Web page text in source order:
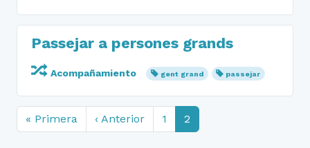
Passejar a persones grands
Acompañamiento gent grand passejar
« Primera ‹ Anterior 1 2